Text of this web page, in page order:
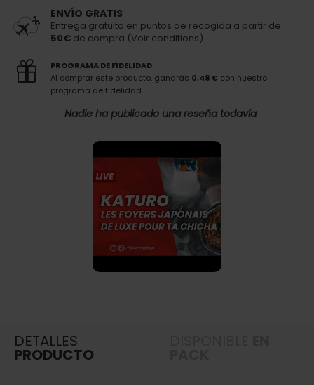
ENVÍO GRATIS
Entrega gratuita en puntos de recogida a partir de
50€ de compra (Voir conditions)
PROGRAMA DE FIDELIDAD
Al comprar este producto, ganarás 0,48 € con nuestro
programa de fidelidad.
Nadie ha publicado una reseña todavía
DETALLES
PRODUCTO